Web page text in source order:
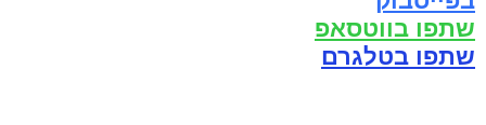
שתפו בווטסאפ
שתפו בטלגרם